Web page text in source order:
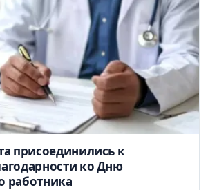
присоединились к
ко Дню
работника